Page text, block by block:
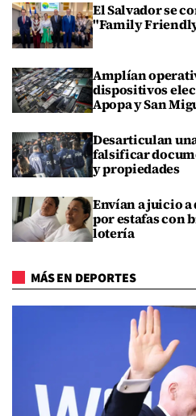
El Salvador se
"Family
Amplían
dispositivos
Apopa y San
Desarticulan
falsificar
y propiedades
Envían a juicio
por estafas con
lotería
MÁS EN DEPORTES